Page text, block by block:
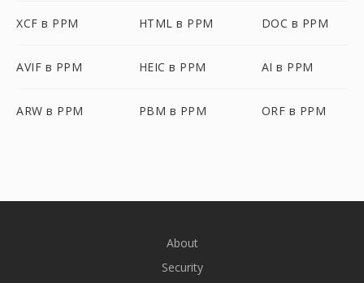
XCF в PPM HTML в PPM DOC в PPM
AVIF в PPM HEIC в PPM AI в PPM
ARW в PPM PBM в PPM ORF в PPM
About
Security